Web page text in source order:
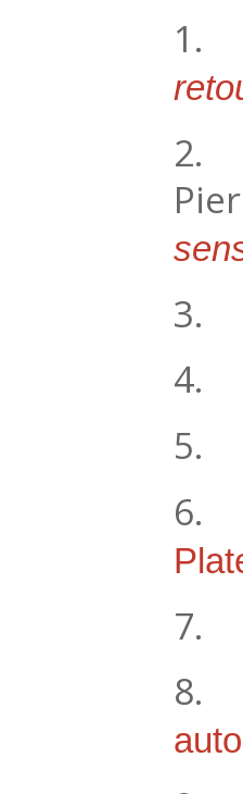
1.
2.
3.
4.
5.
6.
7.
8.